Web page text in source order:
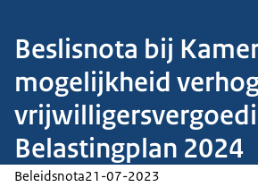
Beslisnota bij
mogelijkheid
Belastingplan 2024
Beleidsnota21-07-2023